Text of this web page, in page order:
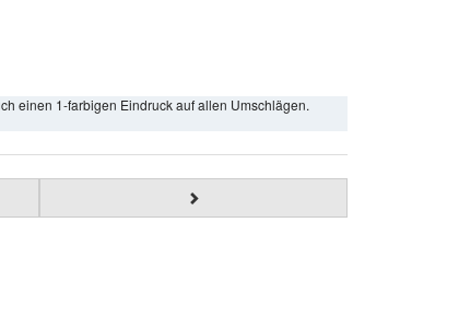
einen 1-farbigen Eindruck auf allen Umschlägen.